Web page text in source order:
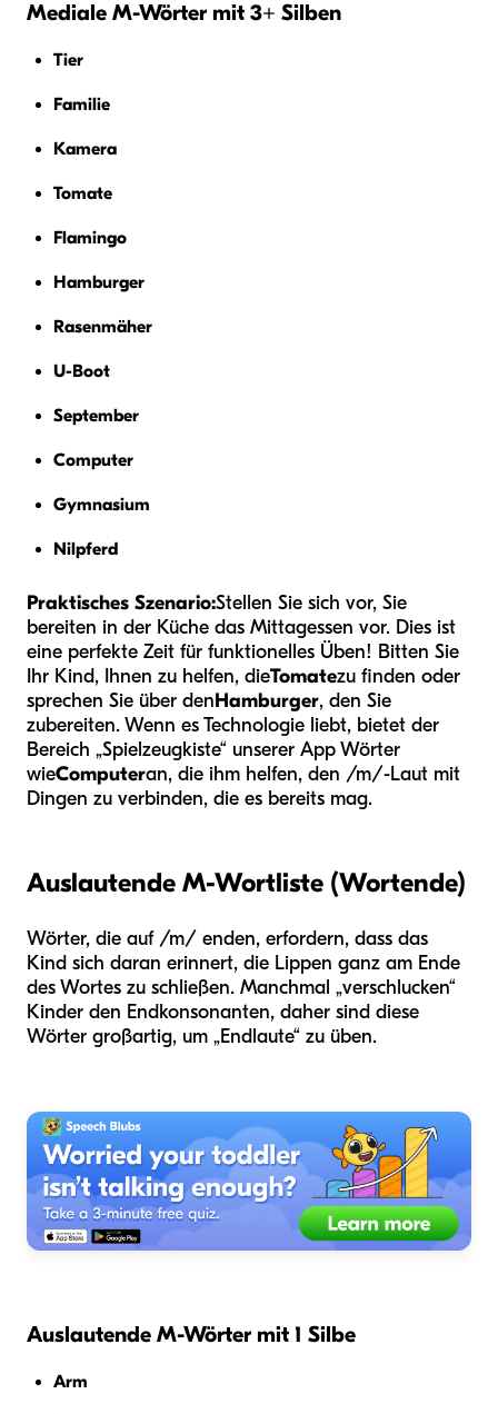
Mediale M-Wörter mit 3+ Silben
Tier
Familie
Kamera
Tomate
Flamingo
Hamburger
Rasenmäher
U-Boot
September
Computer
Gymnasium
Nilpferd
Praktisches Szenario:Stellen Sie sich vor, Sie
bereiten in der Küche das Mittagessen vor. Dies ist
eine perfekte Zeit für funktionelles Üben! Bitten Sie
Ihr Kind, Ihnen zu helfen, dieTomatezu finden oder
sprechen Sie über denHamburger, den Sie
zubereiten. Wenn es Technologie liebt, bietet der
Bereich „Spielzeugkiste“ unserer App Wörter
wieComputeran, die ihm helfen, den /m/-Laut mit
Dingen zu verbinden, die es bereits mag.
Auslautende M-Wortliste (Wortende)
Wörter, die auf /m/ enden, erfordern, dass das
Kind sich daran erinnert, die Lippen ganz am Ende
des Wortes zu schließen. Manchmal „verschlucken“
Kinder den Endkonsonanten, daher sind diese
Wörter großartig, um „Endlaute“ zu üben.
Auslautende M-Wörter mit 1 Silbe
Arm